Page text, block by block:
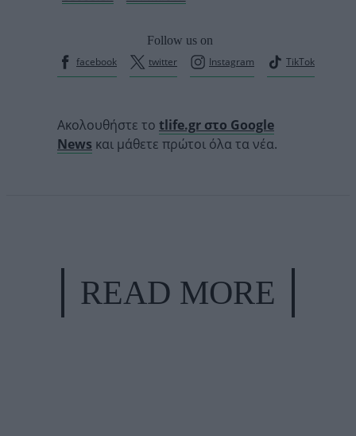
Follow us on
facebook
twitter Instagram TikTok
Ακολουθήστε το tlife.gr στο Google
News και μάθετε πρώτοι όλα τα νέα.
READ MORE